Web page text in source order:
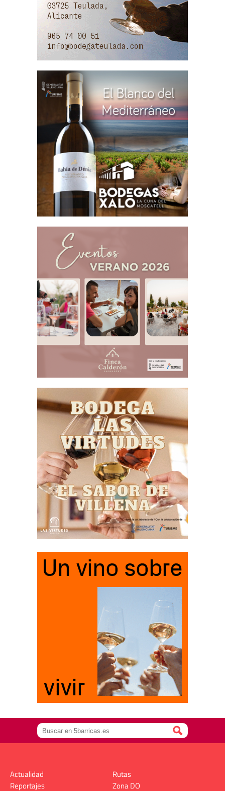
Actualidad
Reportajes
Rutas
Zona DO